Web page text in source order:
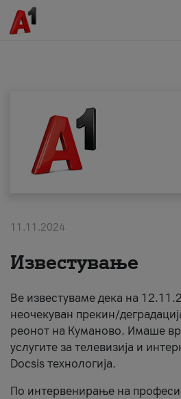
EN
Надополни кредит
Плати сметка
За нас
#ПодобарОнлајн
11.11.2024
Известување
Ве известуваме дека на
неочекуван прекин/
реонот на Куманово. Имаше
услугите за телевизија и
Docsis технологија.
По интервенирање на